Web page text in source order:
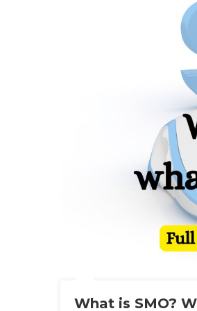
What is SMO?